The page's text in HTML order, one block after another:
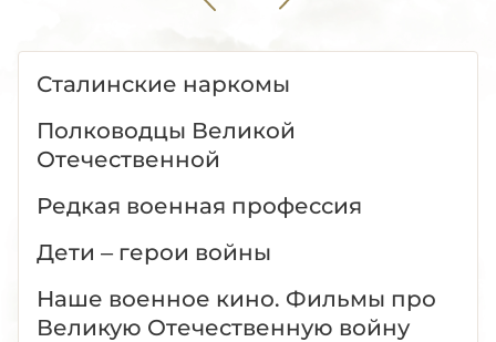
Сталинские наркомы
Полководцы Великой
Отечественной
Редкая военная профессия
Дети – герои войны
Наше военное кино. Фильмы про
Великую Отечественную войну